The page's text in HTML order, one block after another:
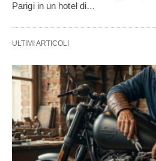
Parigi in un hotel di…
ULTIMI ARTICOLI